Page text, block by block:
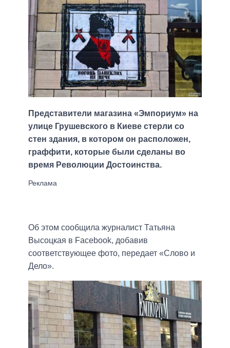
Представители магазина «Эмпориум» на
улице Грушевского в Киеве cтерли со
стен здания, в котором он расположен,
граффити, которые были сделаны во
время Революции Достоинства.
Об этом сообщила журналист Татьяна
Высоцкая в Facebook, добавив
соответствующее фото, передает «Слово и
Дело».